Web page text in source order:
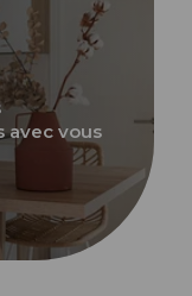
avec vous